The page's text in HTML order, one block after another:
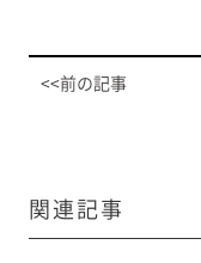
<<前の記事
関連記事